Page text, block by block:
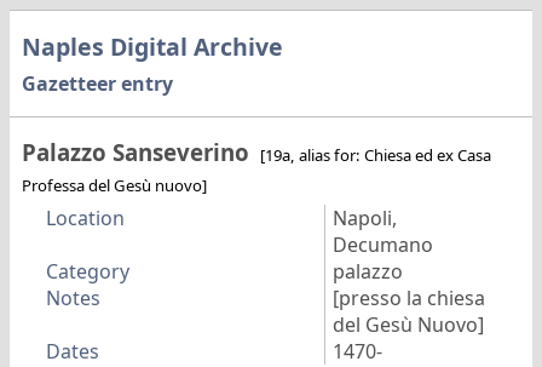
Naples Digital Archive
Gazetteer entry
Palazzo Sanseverino
[19a, alias for: Chiesa ed ex Casa
Professa del Gesù nuovo]
Location
Napoli,
Decumano
Category
palazzo
Notes
[presso la chiesa
del Gesù Nuovo]
Dates
1470-